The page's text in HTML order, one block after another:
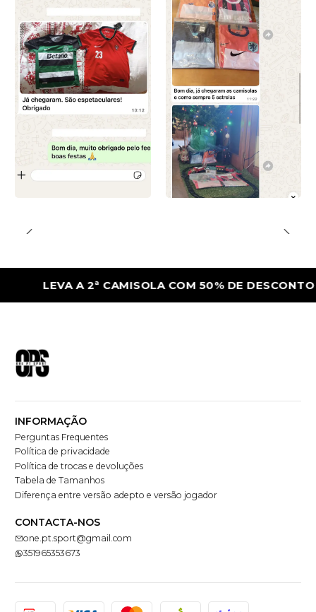
LEVA A 2ª CAMISOLA COM 50% DE DESCONTO
INFORMAÇÃO
Perguntas Frequentes
Política de privacidade
Política de trocas e devoluções
Tabela de Tamanhos
Diferença entre versão adepto e versão jogador
CONTACTA-NOS
one.pt.sport@gmail.com
351965353673